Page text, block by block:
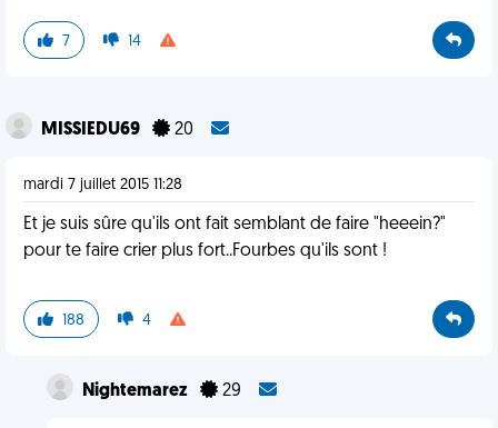
7 14
MISSIEDU69 20
mardi 7 juillet 2015 11:28
Et je suis sûre qu'ils ont fait semblant de faire "heeein?"
pour te faire crier plus fort..Fourbes qu'ils sont !
188 4
Nightemarez 29